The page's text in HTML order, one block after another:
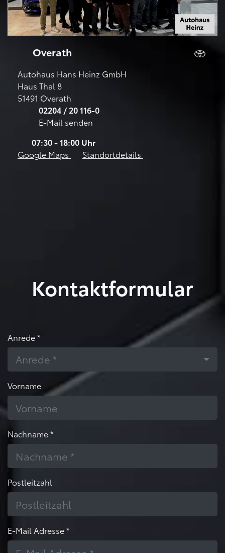
Overath
Autohaus Hans Heinz GmbH
Haus Thal 8
51491 Overath
02204 / 20 116-0
E-Mail senden
07:30 - 18:00 Uhr
Google Maps Standortdetails
Kontaktformular
Anrede *
Anrede *
Vorname
Nachname *
Postleitzahl
E-Mail Adresse *